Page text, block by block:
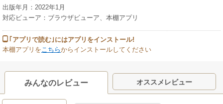
出版年月：2022年1月
対応ビューア：ブラウザビューア、本棚アプリ
｢アプリで読む｣にはアプリをインストール!
本棚アプリを こちらからインストールしてください
みんなのレビュー オススメレビュー